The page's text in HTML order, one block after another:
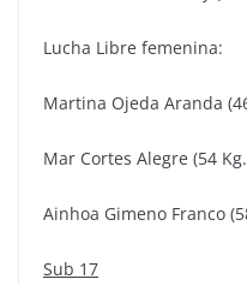
Lucha Libre femenina:
Martina Ojeda Aranda
Mar Cortes Alegre (54
Ainhoa Gimeno Franco
Sub 17